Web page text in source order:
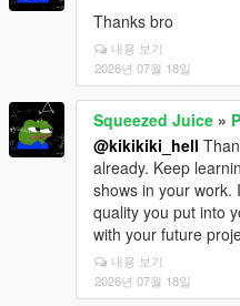
Thanks bro
내용 보기
2026년 07월 18일
Squeezed Juice »
@kikikiki_hell
already. Keep
shows in your work.
quality you put into
with your future
내용 보기
2026년 07월 18일